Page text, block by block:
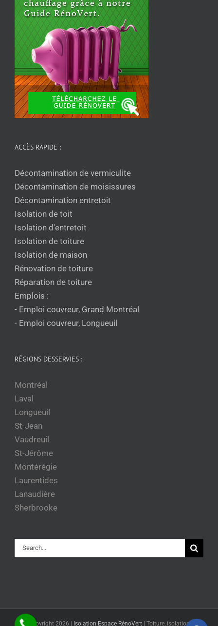
ACCÈS RAPIDE :
Décontamination de vermiculite
Décontamination de moisissures
Décontamination entretoit
Isolation de toit
Isolation d'entretoit
Isolation de toiture
Isolation de maison
Rénovation de toiture
Réparation de toiture
Emplois :
- Emploi couvreur, Grand Montréal
- Emploi couvreur, Longueuil
RÉGIONS DESSERVIES :
Montréal
Laval
Longueuil
St-Jean
Vaudreuil
St-Jérôme
Montérégie
Laurentides
Lanaudière
Sherbrooke
Rechercher
© Copyright 2026 | Isolation Espace RénoVert| Toiture, isolation et